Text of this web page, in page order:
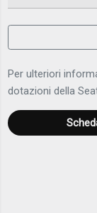
Per ulteriori
dotazioni della